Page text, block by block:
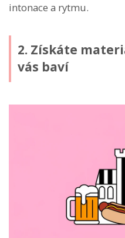
intonace a rytmu.
2. Získáte
vás baví